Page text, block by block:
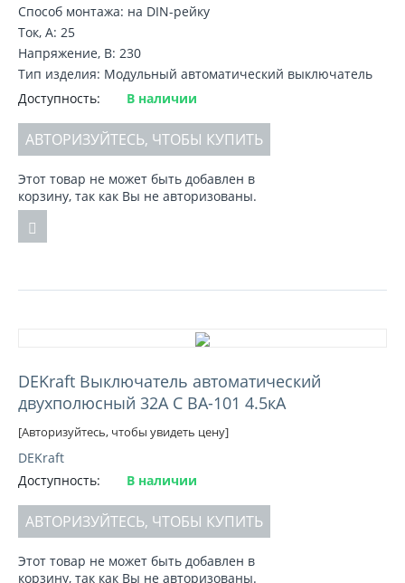
Способ монтажа: на DIN-рейку
Ток, А: 25
Напряжение, В: 230
Тип изделия: Модульный автоматический выключатель
Доступность:
В наличии
АВТОРИЗУЙТЕСЬ, ЧТОБЫ КУПИТЬ
Этот товар не может быть добавлен в
корзину, так как Вы не авторизованы.
DEKraft Выключатель автоматический
двухполюсный 32А С ВА-101 4.5кА
[Авторизуйтесь, чтобы увидеть цену]
DEKraft
Доступность:
В наличии
АВТОРИЗУЙТЕСЬ, ЧТОБЫ КУПИТЬ
Этот товар не может быть добавлен в
корзину, так как Вы не авторизованы.